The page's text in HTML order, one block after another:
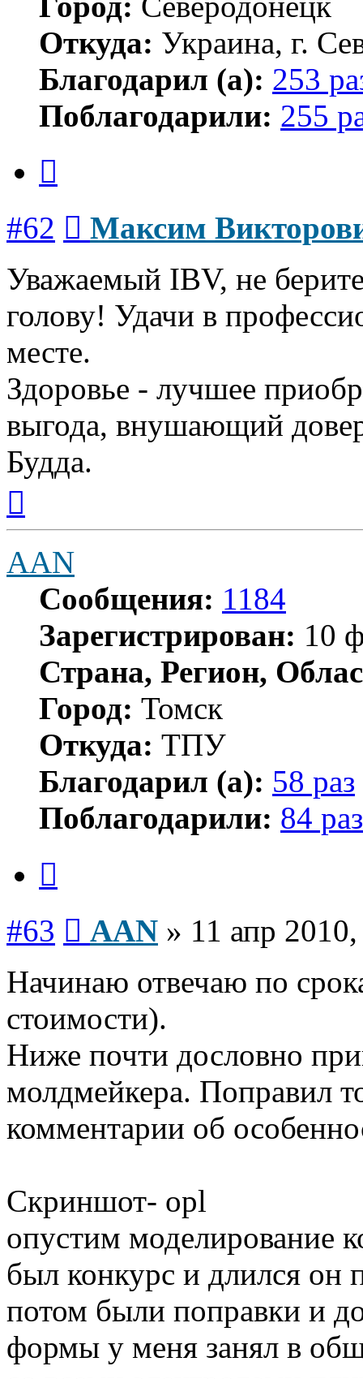
Откуда: Украина, г.
Благодарил (а): 253
Поблагодарили: 255
#62
Максим
Уважаемый IBV, не
голову! Удачи в
месте.
Здоровье - лучшее
выгода, внушающий
Будда.
началу
AAN
Сообщения: 1184
Зарегистрирован: 10
Страна, Регион,
Город: Томск
Откуда: ТПУ
Благодарил (а): 58 раз
Поблагодарили: 84
#63 AAN » 11 апр
Начинаю отвечаю по
стоимости).
Ниже почти дословно
молдмейкера. Поправил
комментарии об
Скриншот- opl
опустим моделирование
был конкурс и длился он
потом были поправки и
формы у меня занял в